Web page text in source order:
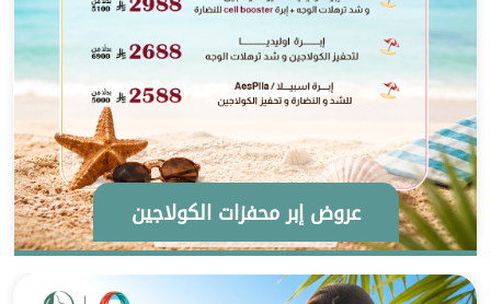
عروض إبر محفزات الكولاجين